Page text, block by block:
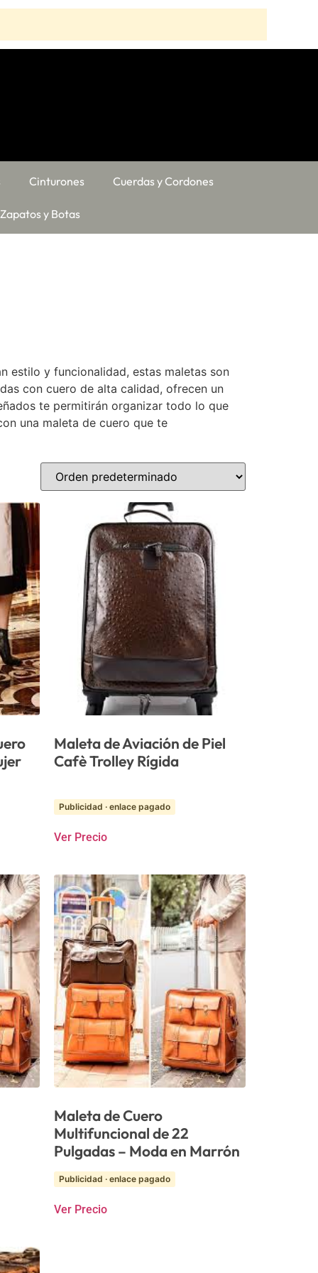
Cinturones Cuerdas y Cordones
Zapatos y Botas
estilo y funcionalidad, estas maletas son
con cuero de alta calidad, ofrecen un
te permitirán organizar todo lo que
una maleta de cuero que te
Maleta de Aviación de Piel
Cafè Trolley Rígida
Publicidad · enlace pagado
Ver Precio
Maleta de Cuero
Multifuncional de 22
Pulgadas – Moda en Marrón
Publicidad · enlace pagado
Ver Precio